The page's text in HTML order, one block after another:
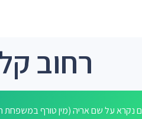
רחוב